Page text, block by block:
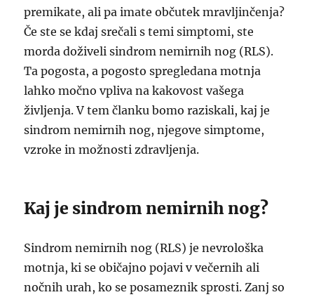
premikate, ali pa imate občutek mravljinčenja?
Če ste se kdaj srečali s temi simptomi, ste
morda doživeli sindrom nemirnih nog (RLS).
Ta pogosta, a pogosto spregledana motnja
lahko močno vpliva na kakovost vašega
življenja. V tem članku bomo raziskali, kaj je
sindrom nemirnih nog, njegove simptome,
vzroke in možnosti zdravljenja.
Kaj je sindrom nemirnih nog?
Sindrom nemirnih nog (RLS) je nevrološka
motnja, ki se običajno pojavi v večernih ali
nočnih urah, ko se posameznik sprosti. Zanj so